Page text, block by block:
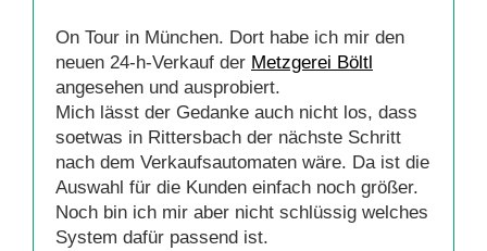
On Tour in München. Dort habe ich mir den
neuen 24-h-Verkauf der Metzgerei Böltl
angesehen und ausprobiert.
Mich lässt der Gedanke auch nicht los, dass
soetwas in Rittersbach der nächste Schritt
nach dem Verkaufsautomaten wäre. Da ist die
Auswahl für die Kunden einfach noch größer.
Noch bin ich mir aber nicht schlüssig welches
System dafür passend ist.